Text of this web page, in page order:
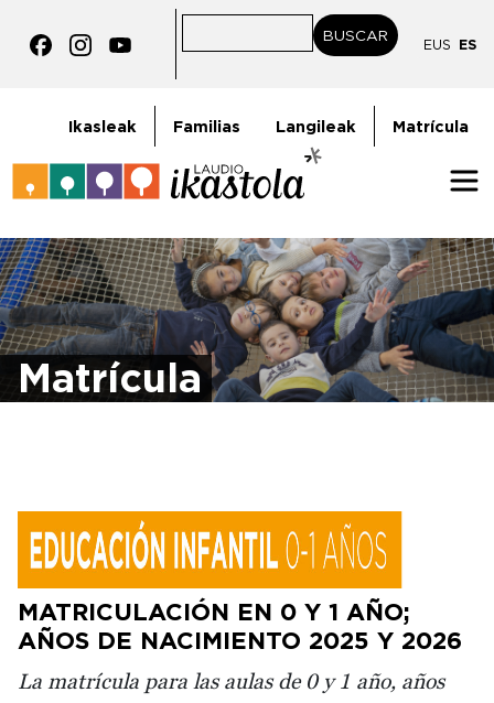
Pasar al contenido principal
BUSCAR
EUS ES
goiburukoMenua
Ikasleak Familias Langileak Matrícula
Matrícula
Irudia
MATRICULACIÓN EN 0 Y 1 AÑO;
AÑOS DE NACIMIENTO 2025 Y 2026
La matrícula para las aulas de 0 y 1 año, años